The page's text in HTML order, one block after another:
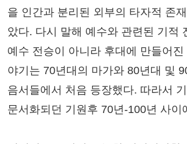
을 인간과 분리된 외부의 타자적 존
았다. 다시 말해 예수와 관련된 기적
예수 전승이 아니라 후대에 만들어진
야기는 70년대의 마가와 80년대 및
음서들에서 처음 등장했다. 따라서
문서화되던 기원후 70년-100년 사이